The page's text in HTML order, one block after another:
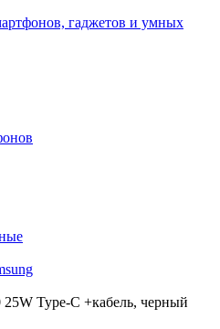
гаджетов и умных
Type-C +кабель, черный